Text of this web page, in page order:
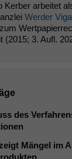
Kerber arbeitet
Werder
(2015; 3. Aufl.
des
Mängel im